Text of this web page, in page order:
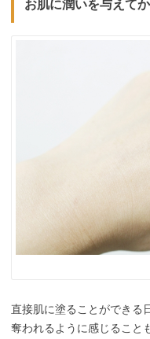
お肌に潤いを与えて
直接肌に塗ることができる
奪われるように感じること